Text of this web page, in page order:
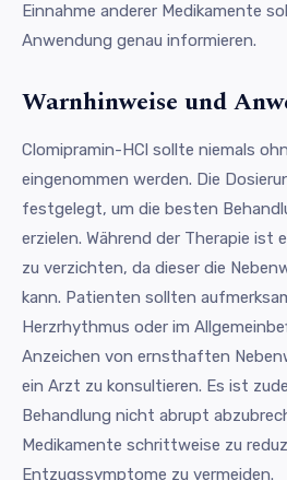
Einnahme anderer Medikamente
Anwendung genau informieren.
Warnhinweise und
Clomipramin-HCl sollte niemals
eingenommen werden. Die
festgelegt, um die besten
erzielen. Während der Therapie ist
zu verzichten, da dieser die
kann. Patienten sollten
Herzrhythmus oder im
Anzeichen von ernsthaften
ein Arzt zu konsultieren. Es ist
Behandlung nicht abrupt
Medikamente schrittweise zu
Entzugssymptome zu vermeiden.